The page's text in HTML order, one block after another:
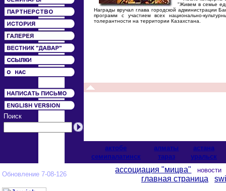
Поиск
"Живем в семье
Награды вручал глава городской администрации
программ с участием всех национально-
толерантности на территории Казахстана.
актобе алматы
астана
cемипалатинск
тараз уральск
Обновление 7-08-126
ассоциация "мицва"
главная страница